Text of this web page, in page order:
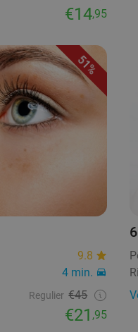
€14,95
51%
9.8
4 min.
Regulier €45
€21,95